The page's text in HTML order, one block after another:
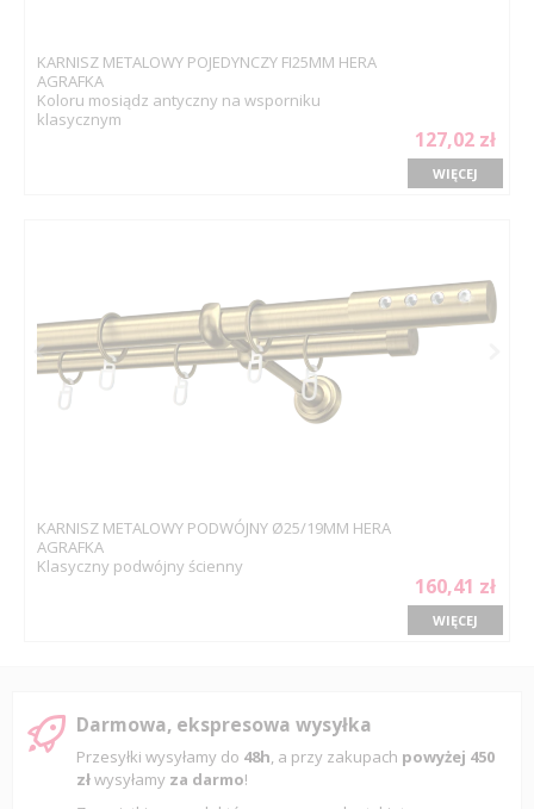
KARNISZ METALOWY POJEDYNCZY FI25MM HERA
AGRAFKA
Koloru mosiądz antyczny na wsporniku
klasycznym
127,02 zł
WIĘCEJ
KARNISZ METALOWY PODWÓJNY Ø25/19MM HERA
AGRAFKA
Klasyczny podwójny ścienny
160,41 zł
WIĘCEJ
Darmowa, ekspresowa wysyłka
Przesyłki wysyłamy do 48h, a przy zakupach powyżej 450
złwysyłamy za darmo!